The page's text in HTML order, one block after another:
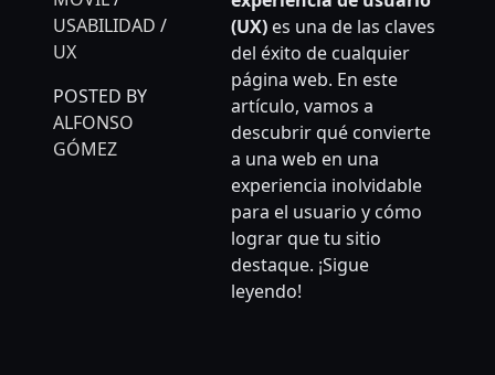
USABILIDAD /
UX
POSTED BY
ALFONSO
GÓMEZ
(UX) es una de las claves
del éxito de cualquier
página web. En este
artículo, vamos a
descubrir qué convierte
a una web en una
experiencia inolvidable
para el usuario y cómo
lograr que tu sitio
destaque. ¡Sigue
leyendo!